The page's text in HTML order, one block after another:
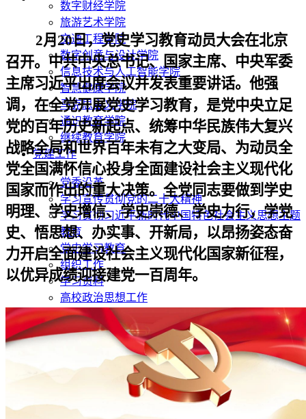
数字财经学院
旅游艺术学院
交通工程学院
数字创意与设计学院
信息技术与人工智能学院
智慧健康学院
马克思主义学院
通识教育学院
继续教育学院
党建工作
党委沿革
学习宣传贯彻党的二十大精神
学习贯彻习近平新时代中国特色社会主义思想主题
教育
党史学习教育
组织工作
学习资料
高校政治思想工作
能力提升建设年
工作动态
教学科研
2月20日，党史学习教育动员大会在北京
召开。 中共中央总书记、国家主席、中央军委
主席习近平出席会议并发表重要讲话。 他强
调， 在全党开展党史学习教育，是党中央立足
党的百年历史新起点、统筹中华民族伟大复兴
战略全局和世界百年未有之大变局、为动员全
党全国满怀信心投身全面建设社会主义现代化
国家而作出的重大决策。全党同志要做到学史
明理、学史增信、学史崇德、学史力行，学党
史、悟思想、办实事、开新局，以昂扬姿态奋
力开启全面建设社会主义现代化国家新征程，
以优异成绩迎接建党一百周年。